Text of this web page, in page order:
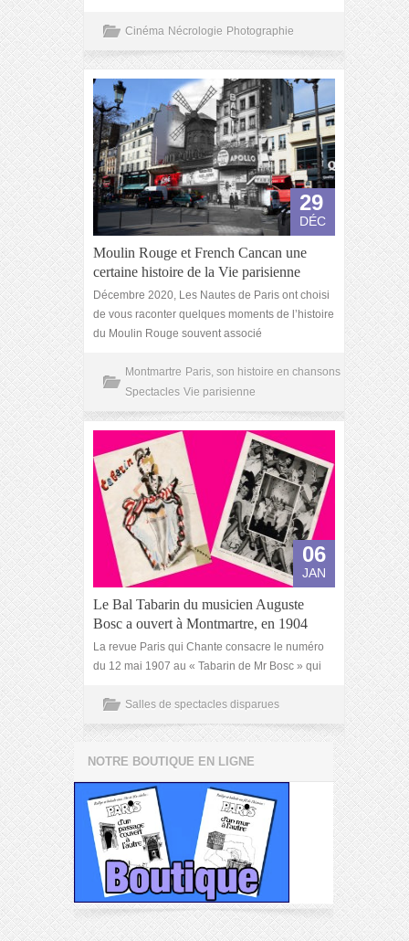
Cinéma Nécrologie Photographie
29
DÉC
Moulin Rouge et French Cancan une
certaine histoire de la Vie parisienne
Décembre 2020, Les Nautes de Paris ont choisi
de vous raconter quelques moments de l’histoire
du Moulin Rouge souvent associé
Montmartre Paris, son histoire en chansons
Spectacles Vie parisienne
06
JAN
Le Bal Tabarin du musicien Auguste
Bosc a ouvert à Montmartre, en 1904
La revue Paris qui Chante consacre le numéro
du 12 mai 1907 au « Tabarin de Mr Bosc » qui
Salles de spectacles disparues
NOTRE BOUTIQUE EN LIGNE